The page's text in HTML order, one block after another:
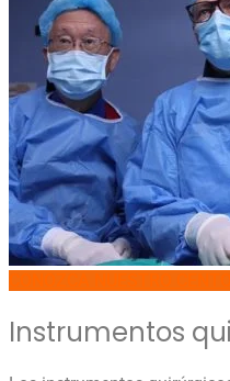
Instrumentos